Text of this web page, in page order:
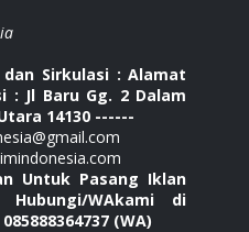
Sirkulasi : Alamat
: Jl Baru Gg. 2 Dalam
14130 ------
Untuk Pasang Iklan
WAkami di
(WA)